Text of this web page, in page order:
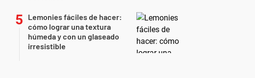
Lemonies fáciles de hacer:
cómo lograr una textura
húmeda y con un glaseado
irresistible